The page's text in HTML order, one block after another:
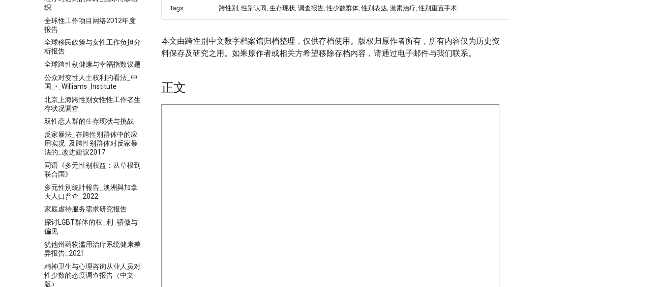
织
全球性工作项目网络2012年度
报告
全球移民政策与女性工作负担分
析报告
全球跨性别健康与幸福指数议题
公众对变性人士权利的看法_中
国_-_Williams_Institute
北京上海跨性别女性性工作者生
存状况调查
双性恋人群的生存现状与挑战
反家暴法_在跨性别群体中的应
用实况_及跨性别群体对反家暴
法的_改进建议2017
同语《多元性别权益：从草根到
联合国》
多元性別統計報告_澳洲與加拿
大人口普查_2022
家庭虐待服务需求研究报告
探讨LGBT群体的权_利_骄傲与
偏见
犹他州药物滥用治疗系统健康差
异报告_2021
精神卫生与心理咨询从业人员对
性少数的态度调查报告（中文
版）
Tags 跨性别, 性别认同, 生存现状, 调查报告, 性少数群体, 性别表达, 激素治疗, 性别重置手术
本文由跨性别中文数字档案馆归档整理，仅供存档使用。版权归原作者所有，所有内容仅为历史资
料保存及研究之用。如果原作者或相关方希望移除存档内容，请通过电子邮件与我们联系。
正文